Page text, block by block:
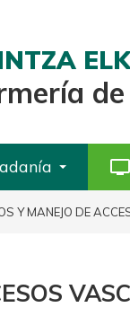
personal_video
Y MANEJO DE